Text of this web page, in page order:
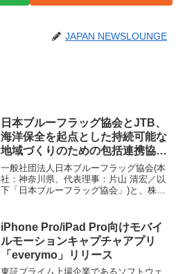
JAPAN NEWSLOUNGE
日本ブルーフラッグ協会とJTB、
海洋保全を起点とした持続可能な
地域づくりのための包括連携協定
を締結
一般社団法人日本ブルーフラッグ協会(本
社：神奈川県、代表理事：片山 清宏／以
下「日本ブルーフラッグ協会」)と、株式
は、日本ブルーフラッグ協会の持つ海洋
保全と環...
iPhone Pro/iPad Pro向けモバイ
ルモーションキャプチャアプリ
「everymo」リリース
東証プライム上場企業であるソフトウェ